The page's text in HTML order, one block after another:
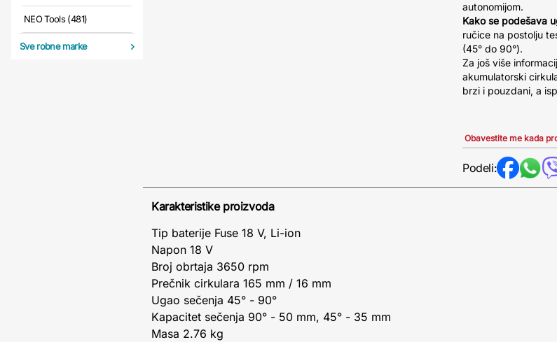
NEO Tools (481)
Sve robne marke
autonomijom.
Kako se podešava
ručice na postolju
(45° do 90°).
Za još više
akumulatorski
brzi i pouzdani, a
Obavestite me kada
Podeli:
Karakteristike proizvoda
Tip baterije Fuse 18 V, Li-ion
Napon 18 V
Broj obrtaja 3650 rpm
Prečnik cirkulara 165 mm / 16 mm
Ugao sečenja 45° - 90°
Kapacitet sečenja 90° - 50 mm, 45° - 35 mm
Masa 2.76 kg